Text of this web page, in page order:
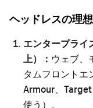
ヘッドレスの理
エンタープライ
上）： ウェブ、
タムフロントエ
Armour、
使う）。